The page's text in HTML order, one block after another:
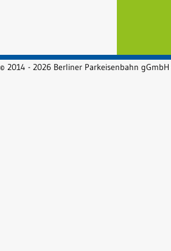
© 2014 - 2026 Berliner Parkeisenbahn